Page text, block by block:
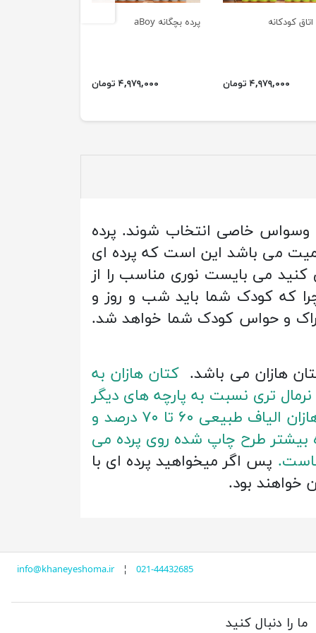
کودکانه
۴,۹۷۹,۰۰۰ تومان
پرده بچگانه aBoy
۴,۹۷۹,۰۰۰ تومان
وسواس خاصی انتخاب شوند. پرده
می باشد این است که پرده ای
می بایست نوری مناسب را از
که کودک شما باید شب و روز و
و حواس کودک شما خواهد شد.
کتان هازان به
تری نسبت به پارچه های دیگر
موجود در بازار است نور مناسب و به اندازه را به اتاق وارد می کند. در بافت پرده کتان هازان الیاف طبیعی ۶۰ تا ۷۰ درصد و
بیشتر طرح چاپ شده روی پرده می
پس اگر میخواهید پرده ای با
خواهند بود.
info@khaneyeshoma.ir¦ 021-44432685
ما را دنبال کنید